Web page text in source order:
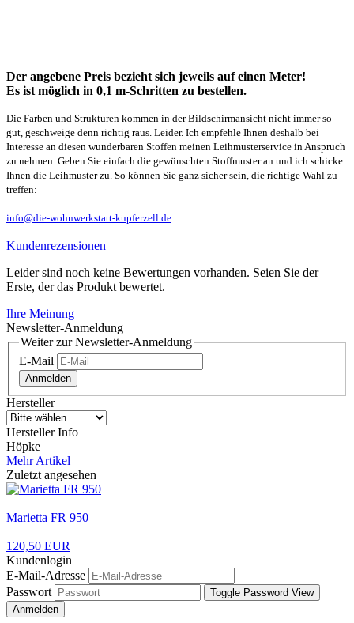
Der angebene Preis bezieht sich jeweils auf einen Meter!
Es ist möglich in 0,1 m-Schritten zu bestellen.
Die Farben und Strukturen kommen in der Bildschirmansicht nicht immer so
gut, geschweige denn richtig raus. Leider. Ich empfehle Ihnen deshalb bei
Interesse an diesen wunderbaren Stoffen meinen Leihmusterservice in Anspruch
zu nehmen. Geben Sie einfach die gewünschten Stoffmuster an und ich schicke
Ihnen die Leihmuster zu. So können Sie ganz sicher sein, die richtige Wahl zu
treffen:
info@die-wohnwerkstatt-kupferzell.de
Kundenrezensionen
Leider sind noch keine Bewertungen vorhanden. Seien Sie der
Erste, der das Produkt bewertet.
Ihre Meinung
Newsletter-Anmeldung
Weiter zur Newsletter-Anmeldung
E-Mail
Anmelden
Hersteller
Hersteller Info
Höpke
Mehr Artikel
Zuletzt angesehen
Marietta FR 950
120,50 EUR
Kundenlogin
E-Mail-Adresse
Passwort
Toggle Password View
Anmelden